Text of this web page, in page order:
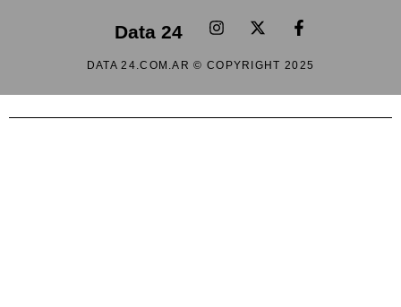
Data 24
DATA 24.COM.AR © COPYRIGHT 2025